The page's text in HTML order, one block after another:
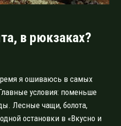
в рюкзаках?
я ошиваюсь в самых
условия: поменьше
Лесные чащи, болота,
остановки в «Вкусно и